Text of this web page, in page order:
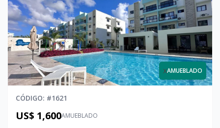
xAMUEBLADO
CÓDIGO: #1621
AMUEBLADO
US$ 1,600